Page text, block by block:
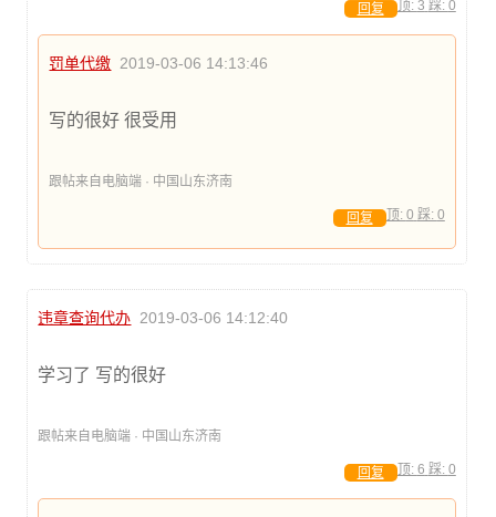
顶: 3 踩: 0
回复
罚单代缴 2019-03-06 14:13:46
写的很好 很受用
跟帖来自电脑端 · 中国山东济南
顶: 0 踩: 0
回复
违章查询代办 2019-03-06 14:12:40
学习了 写的很好
跟帖来自电脑端 · 中国山东济南
顶: 6 踩: 0
回复